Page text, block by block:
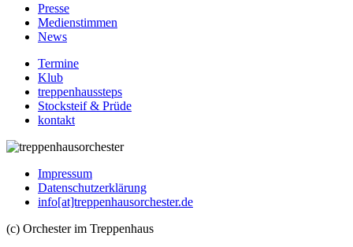
Presse
Medienstimmen
News
Termine
Klub
treppenhaussteps
Stocksteif & Prüde
kontakt
Impressum
Datenschutzerklärung
info[at]treppenhausorchester.de
(c) Orchester im Treppenhaus